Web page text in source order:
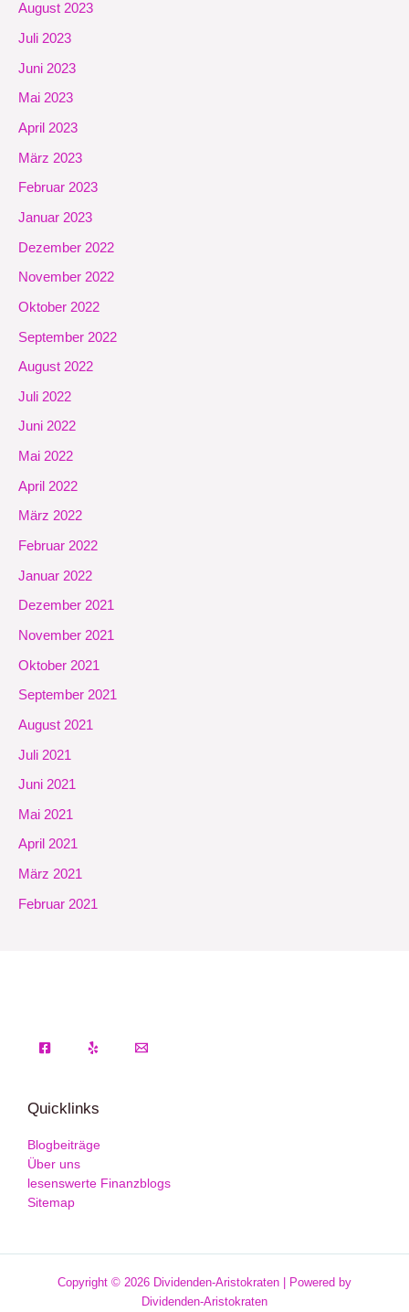
August 2023
Juli 2023
Juni 2023
Mai 2023
April 2023
März 2023
Februar 2023
Januar 2023
Dezember 2022
November 2022
Oktober 2022
September 2022
August 2022
Juli 2022
Juni 2022
Mai 2022
April 2022
März 2022
Februar 2022
Januar 2022
Dezember 2021
November 2021
Oktober 2021
September 2021
August 2021
Juli 2021
Juni 2021
Mai 2021
April 2021
März 2021
Februar 2021
Quicklinks
Blogbeiträge
Über uns
lesenswerte Finanzblogs
Sitemap
Copyright © 2026 Dividenden-Aristokraten | Powered by
Dividenden-Aristokraten